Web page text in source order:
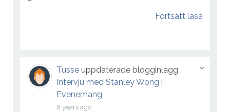
Fortsätt läsa
Tusseuppdaterade blogginlägg
Intervju med Stanley Wong i
Evenemang
8 years ago